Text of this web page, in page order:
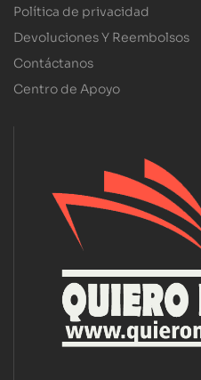
Política de privacidad
Devoluciones Y Reembolsos
Contáctanos
Centro de Apoyo